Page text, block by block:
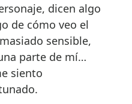
dicen algo
de cómo veo el
sensible,
parte de mí…
siento